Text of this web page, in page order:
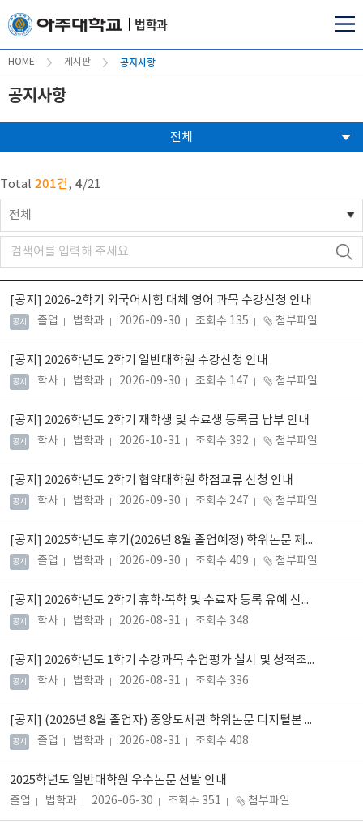
법학과
HOME 게시판 공지사항
공지사항
전체
Total 201건, 4/21
전체
[공지] 2026-2학기 외국어시험 대체 영어 과목 수강신청 안내
공지 졸업 법학과 2026-09-30 조회수 135 첨부파일
[공지] 2026학년도 2학기 일반대학원 수강신청 안내
공지 학사 법학과 2026-09-30 조회수 147 첨부파일
[공지] 2026학년도 2학기 재학생 및 수료생 등록금 납부 안내
공지 학사 법학과 2026-10-31 조회수 392 첨부파일
[공지] 2026학년도 2학기 협약대학원 학점교류 신청 안내
공지 학사 법학과 2026-09-30 조회수 247 첨부파일
[공지] 2025학년도 후기(2026년 8월 졸업예정) 학위논문 제출 안내
공지 졸업 법학과 2026-09-30 조회수 409 첨부파일
[공지] 2026학년도 2학기 휴학·복학 및 수료자 등록 유예 신청 안내
공지 학사 법학과 2026-08-31 조회수 348
[공지] 2026학년도 1학기 수강과목 수업평가 실시 및 성적조회 안내
공지 학사 법학과 2026-08-31 조회수 336
[공지] (2026년 8월 졸업자) 중앙도서관 학위논문 디지털본 제출 안내
공지 졸업 법학과 2026-08-31 조회수 408
2025학년도 일반대학원 우수논문 선발 안내
졸업 법학과 2026-06-30 조회수 351 첨부파일